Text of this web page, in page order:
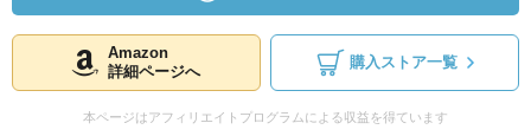
Amazon
詳細ページへ
購入ストア一覧
本ページはアフィリエイトプログラムによる収益を得ています